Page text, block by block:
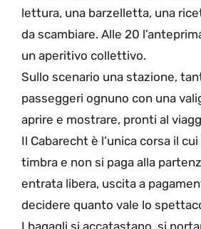
lettura, una barzelletta, una
da scambiare. Alle 20
un aperitivo collettivo.
Sullo scenario una stazione,
passeggeri ognuno con una
aprire e mostrare, pronti al
Il Cabarecht è l’unica corsa il
timbra e non si paga alla
entrata libera, uscita a
decidere quanto vale lo
I bagagli si accatastano, si